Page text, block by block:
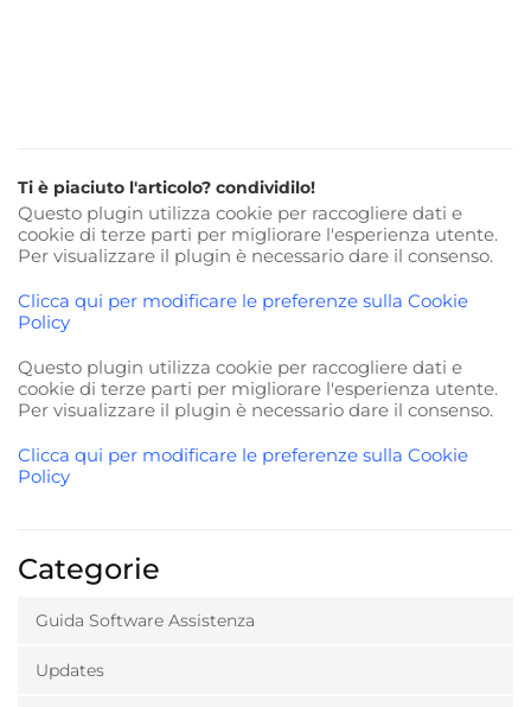
Ti è piaciuto l'articolo? condividilo!
Questo plugin utilizza cookie per raccogliere dati e
cookie di terze parti per migliorare l'esperienza utente.
Per visualizzare il plugin è necessario dare il consenso.
Clicca qui per modificare le preferenze sulla Cookie
Policy
Questo plugin utilizza cookie per raccogliere dati e
cookie di terze parti per migliorare l'esperienza utente.
Per visualizzare il plugin è necessario dare il consenso.
Clicca qui per modificare le preferenze sulla Cookie
Policy
Categorie
Guida Software Assistenza
Updates